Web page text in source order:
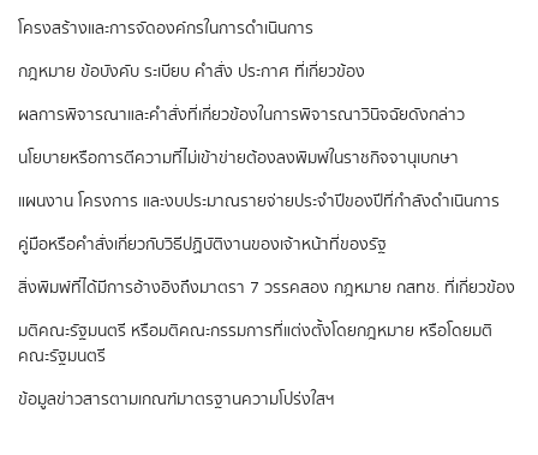
​โครงสร้างและการจัดองค์กรในการดำเนินการ
กฎหมาย ข้อบังคับ ระเบียบ คำสั่ง ประกาศ ที่เกี่ยวข้อง
ผลการพิจารณาและคำสั่งที่เกี่ยวข้องในการพิจารณาวินิจฉัยดังกล่าว
นโยบายหรือการตีความที่ไม่เข้าข่ายต้องลงพิมพ์ในราชกิจจานุเบกษา
แผนงาน โครงการ และงบประมาณรายจ่ายประจำปีของปีที่กำลังดำเนินการ
คู่มือหรือคำสั่งเกี่ยวกับวิธีปฏิบัติงานของเจ้าหน้าที่ของรัฐ
สิ่งพิมพ์ที่ได้มีการอ้างอิงถึงมาตรา 7 วรรคสอง กฎหมาย กสทช. ที่เกี่ยวข้อง
มติคณะรัฐมนตรี หรือมติคณะกรรมการที่แต่งตั้งโดยกฎหมาย หรือโดยมติ
คณะรัฐมนตรี
ข้อมูลข่าวสารตามเกณฑ์มาตรฐานความโปร่งใสฯ